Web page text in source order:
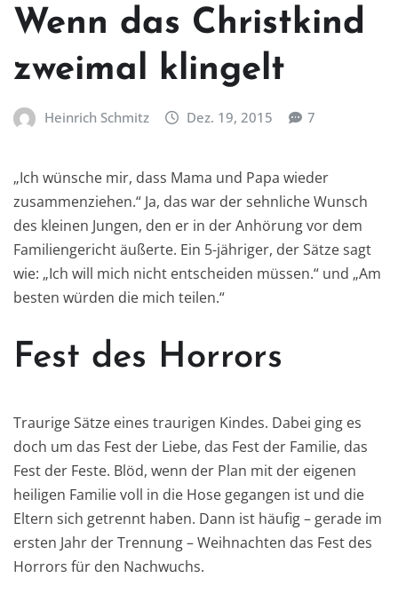
Wenn das Christkind
zweimal klingelt
Heinrich Schmitz Dez. 19, 2015 7
„Ich wünsche mir, dass Mama und Papa wieder
zusammenziehen.“ Ja, das war der sehnliche Wunsch
des kleinen Jungen, den er in der Anhörung vor dem
Familiengericht äußerte. Ein 5-jähriger, der Sätze sagt
wie: „Ich will mich nicht entscheiden müssen.“ und „Am
besten würden die mich teilen.“
Fest des Horrors
Traurige Sätze eines traurigen Kindes. Dabei ging es
doch um das Fest der Liebe, das Fest der Familie, das
Fest der Feste. Blöd, wenn der Plan mit der eigenen
heiligen Familie voll in die Hose gegangen ist und die
Eltern sich getrennt haben. Dann ist häufig – gerade im
ersten Jahr der Trennung – Weihnachten das Fest des
Horrors für den Nachwuchs.